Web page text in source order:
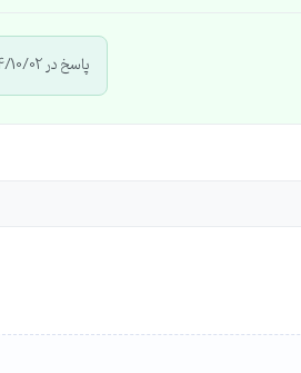
پاسخ در 1404/10/02 توسط